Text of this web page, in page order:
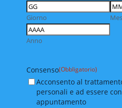
Giorno
Anno
Consenso(Obbligatorio)
Acconsento al
personali e ad essere
appuntamento